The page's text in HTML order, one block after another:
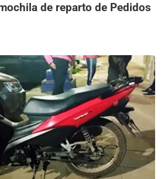
de reparto de Pedidos